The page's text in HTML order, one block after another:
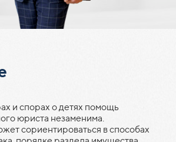
и спорах о детях помощь
юриста незаменима.
сориентироваться в способах